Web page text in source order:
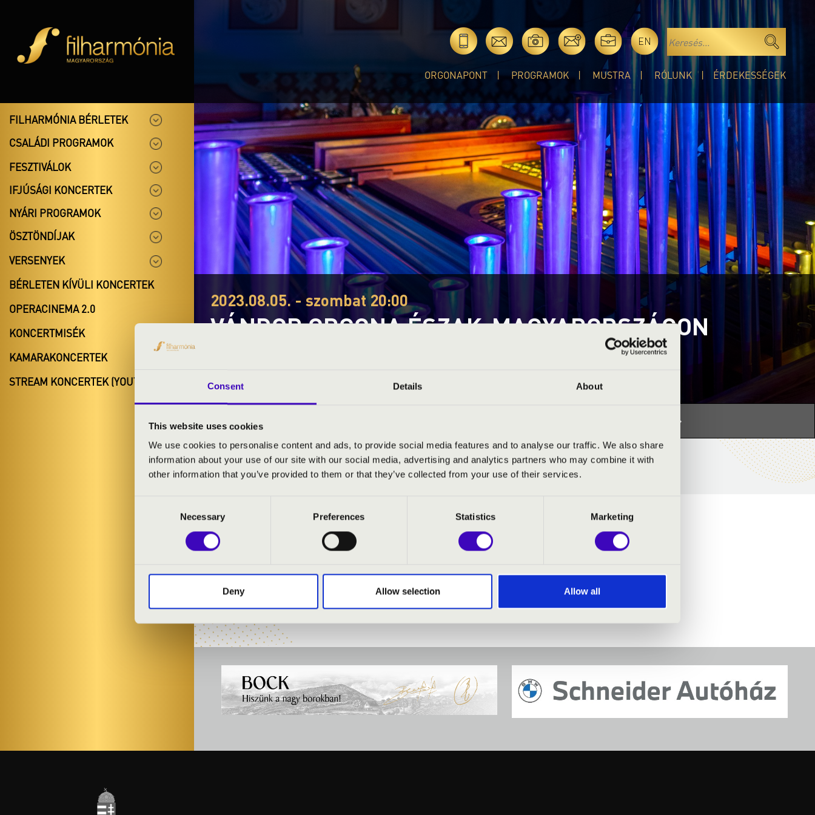
Consent Details About
This website uses cookies
We use cookies to personalise content and ads, to provide social media features and to analyse our traffic. We also share
information about your use of our site with our social media, advertising and analytics partners who may combine it with
other information that you’ve provided to them or that they’ve collected from your use of their services.
Necessary Preferences Statistics Marketing
Deny Allow selection Allow all
EN
ORGONAPONT PROGRAMOK MUSTRA RÓLUNK ÉRDEKESSÉGEK
FILHARMÓNIA BÉRLETEK
CSALÁDI PROGRAMOK
FESZTIVÁLOK
IFJÚSÁGI KONCERTEK
NYÁRI PROGRAMOK
ÖSZTÖNDÍJAK
VERSENYEK
BÉRLETEN KÍVÜLI KONCERTEK
OPERACINEMA 2.0
KONCERTMISÉK
KAMARAKONCERTEK
STREAM KONCERTEK (YOUTUBE)
2023.08.05. - szombat 20:00
VÁNDOR ORGONA ÉSZAK-MAGYARORSZÁGON
Orgonák éjszakája »
BÉRLET- ÉS JEGYÁRAK
ELŐADÓK:
Sztahura Ágnes